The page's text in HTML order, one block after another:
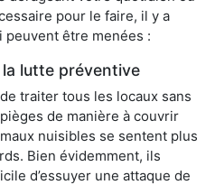
pour le faire, il y a
être menées :
lutte préventive
traiter tous les locaux sans
de manière à couvrir
nuisibles se sentent plus
Bien évidemment, ils
d’essuyer une attaque de